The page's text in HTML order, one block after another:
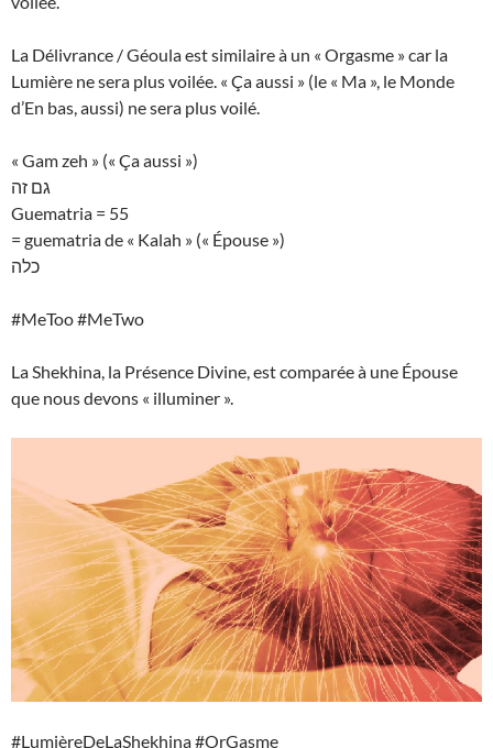
La Délivrance / Géoula est similaire à un « Orgasme » car la
Lumière ne sera plus voilée. « Ça aussi » (le « Ma », le Monde
d’En bas, aussi) ne sera plus voilé.
« Gam zeh » (« Ça aussi »)
גם זה
Guematria = 55
= guematria de « Kalah » (« Épouse »)
כלה
#MeToo #MeTwo
La Shekhina, la Présence Divine, est comparée à une Épouse
que nous devons « illuminer ».
#LumièreDeLaShekhina #OrGasme